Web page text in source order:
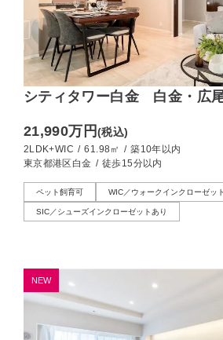
シティタワー白金 白金・広
21,990万円(税込)
2LDK+WIC / 61.98㎡ / 築10年以内
東京都港区白金 / 徒歩15分以内
ペット飼育可 WIC／ウォークインクローゼッ
SIC／シューズインクローゼットあり
NEW